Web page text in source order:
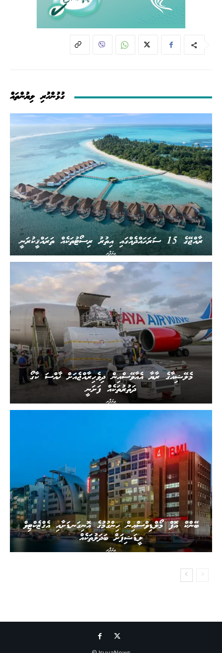
ގުޅުންހުރި ލިޔުންތައް
ވިޔަފާރި
ރާއްޖޭގެ 15 ސަރަހައްދެއްގައި އިތުރު ރިސޯޓުތަކެއް ތަރައްޤީކުރަނީ
ވިޔަފާރި
މެލޭޝިއާގެ ރާޔާ އެއާވޭސްއިން ދިވެހިރާއްޖެއަށް ޚާއްސަ ކާގޯ
ދަތުރުތަކެއް ފަށަނީ
ވިޔަފާރި
ބޭންކް އޮފް މޯލްޑިވްސްއިން ހިންގުމުގެ އޮނިގަނޑަށާއި އެގްޒެކްޓިވް
ލީޑަޝިޕަށް ބަދަލުތަކެއް